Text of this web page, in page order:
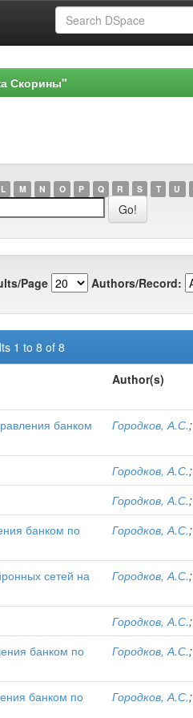
Скорины"
L M N O P Q R S T U
Page Authors/Record:
1 to 8 of 8
Author(s)
банком
Городков, А.С.;
Городков, А.С.;
Городков, А.С.;
банком по
Городков, А.С.;
сетей на
Городков, А.С.;
Городков, А.С.;
банком по
Городков, А.С.;
банком по
Городков, А.С.;